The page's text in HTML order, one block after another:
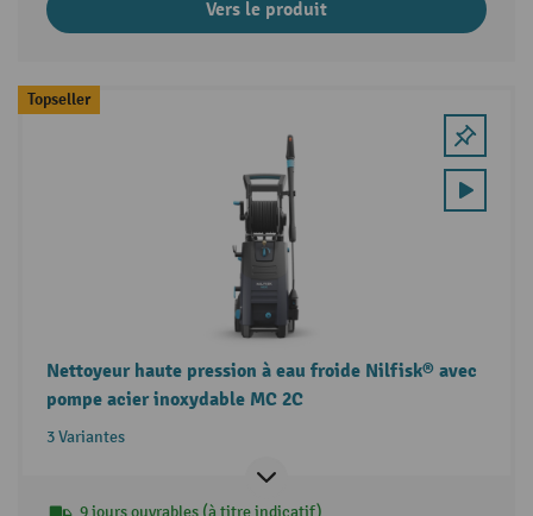
Vers le produit
Topseller
Nettoyeur haute pression à eau froide Nilfisk® avec
pompe acier inoxydable MC 2C
3 Variantes